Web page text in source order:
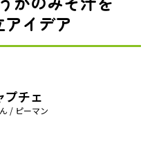
イデア
プチェ
/ ピーマン